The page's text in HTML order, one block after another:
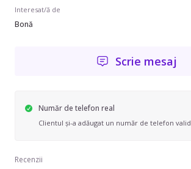
Interesat/ă de
Bonă
Scrie mesaj
Număr de telefon real
Clientul și-a adăugat un număr de telefon valid
Recenzii